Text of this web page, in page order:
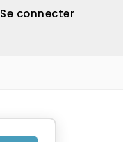
Se connecter